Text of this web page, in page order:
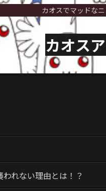
カオスでマッドな
カオス
れない理由とは！？